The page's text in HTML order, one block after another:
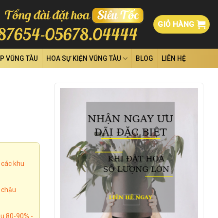
GIỎ HÀNG
VŨNG TÀU HOA SỰ KIỆN VŨNG TÀU BLOG LIÊN HỆ
khu
80-90% -